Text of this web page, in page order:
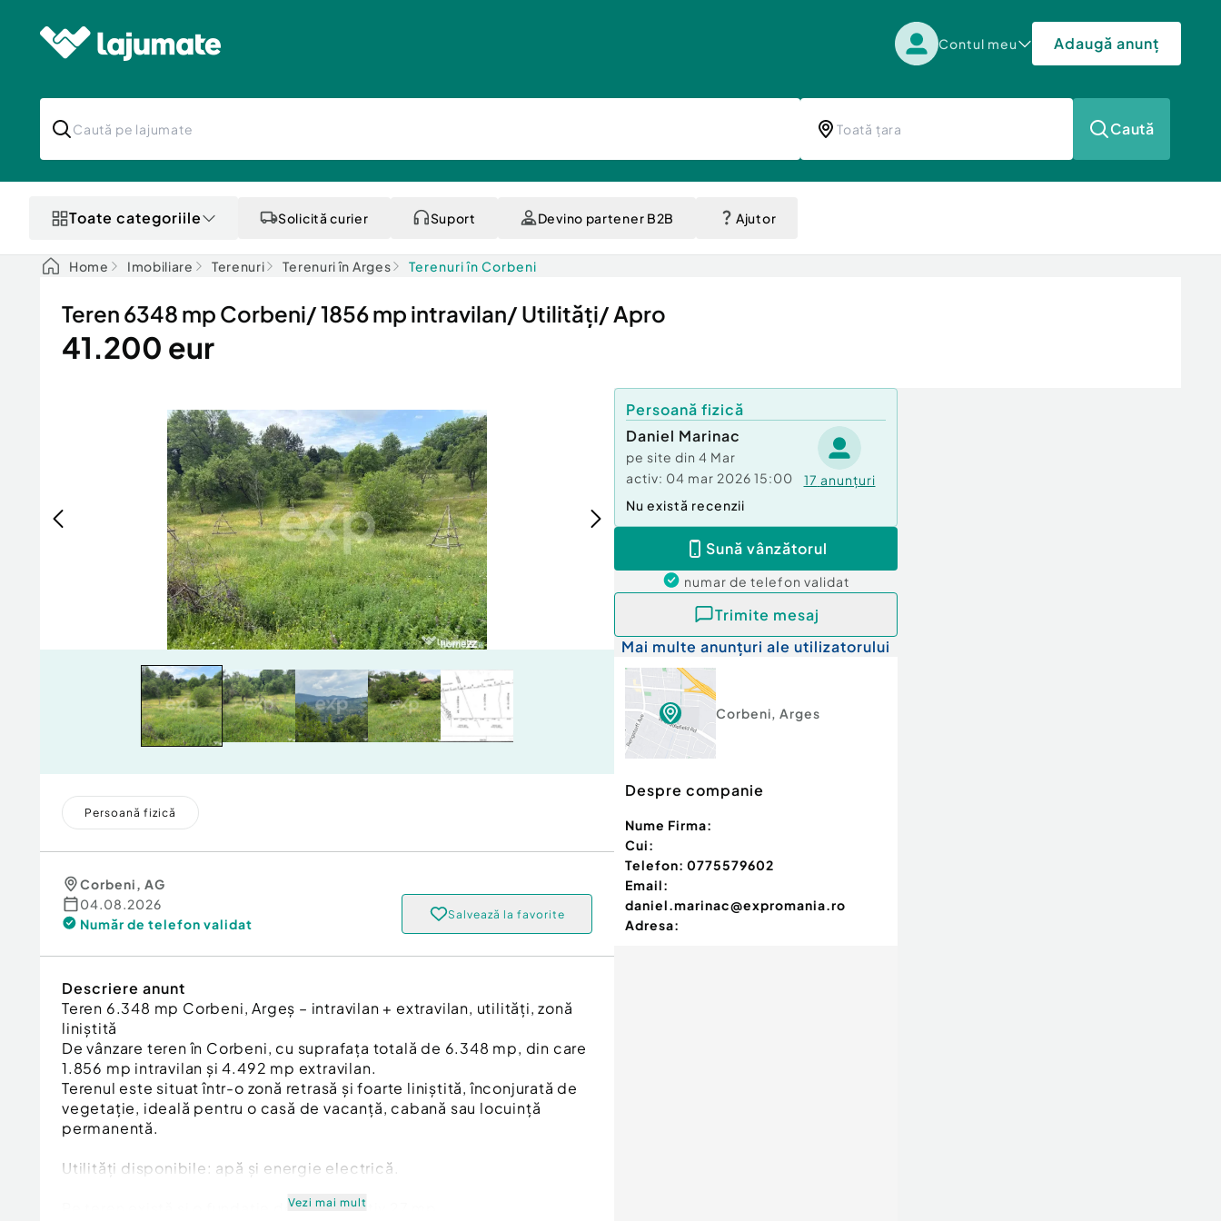
Contul meu Adaugă anunț
Caută
Toate categoriile Solicită curier Suport Devino partener B2B Ajutor
Home Imobiliare Terenuri Terenuri în Arges Terenuri în Corbeni
Teren 6348 mp Corbeni/ 1856 mp intravilan/ Utilități/ Apro
41.200 eur
Persoană fizică
Corbeni, AG
04.08.2026
Număr de telefon validat
Salvează la favorite
Descriere anunt
Teren 6.348 mp Corbeni, Argeș – intravilan + extravilan, utilități, zonă
liniștită
De vânzare teren în Corbeni, cu suprafața totală de 6.348 mp, din care
1.856 mp intravilan și 4.492 mp extravilan.
Terenul este situat într-o zonă retrasă și foarte liniștită, înconjurată de
vegetație, ideală pentru o casă de vacanță, cabană sau locuință
permanentă.
Utilități disponibile: apă și energie electrică.
Pe teren există și o fundație de aproximativ 27 mp.
Vezi mai mult
Persoană fizică
Daniel Marinac
pe site din 4 Mar
activ: 04 mar 2026 15:00 17 anunțuri
Nu există recenzii
Sună vânzătorul
numar de telefon validat
Trimite mesaj
Mai multe anunțuri ale utilizatorului
Corbeni, Arges
Despre companie
Nume Firma:
Cui:
Telefon: 0775579602
Email:
daniel.marinac@expromania.ro
Adresa: